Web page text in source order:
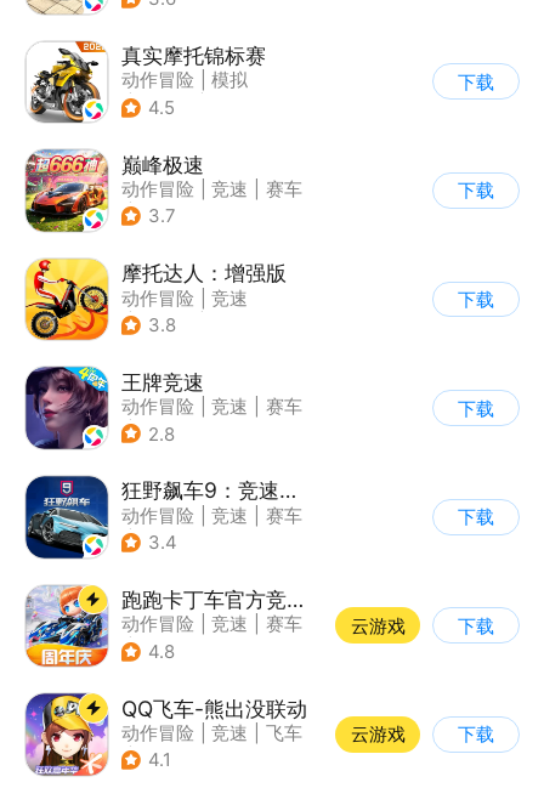
真实摩托锦标赛
动作冒险
模拟
| 摩托车
4.5
下载
巅峰极速
动作冒险 竞速
赛车
| 漂移
3.7
下载
摩托达人：增强版
动作冒险
竞速
| 摩托车
3.8
下载
王牌竞速
动作冒险 竞速
赛车
| 漂移
2.8
下载
狂野飙车9：竞速传奇
动作冒险 竞速
赛车
| 狂野飙车
3.4
下载
跑跑卡丁车官方竞速版
动作冒险 竞速
赛车
| 跑跑卡丁车
4.8
云游戏 下载
QQ飞车-熊出没联动
动作冒险 竞速
飞车
| 漂移
4.1
云游戏 下载